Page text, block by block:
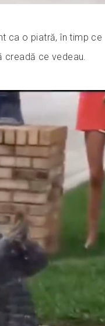
ca o piatră, în timp ce
creadă ce vedeau.